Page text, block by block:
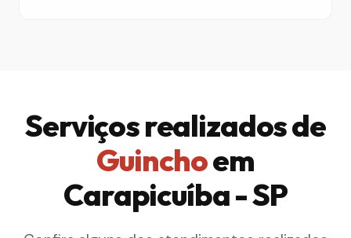
Serviços realizados de
Guinchoem
Carapicuíba - SP